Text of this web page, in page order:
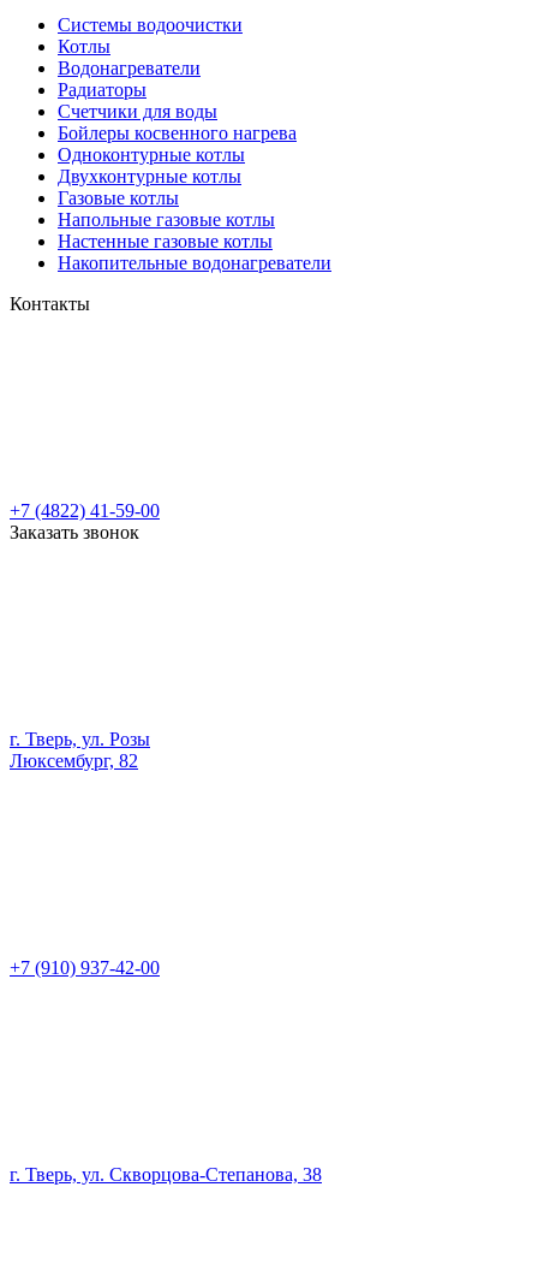
Системы водоочистки
Котлы
Водонагреватели
Радиаторы
Cчетчики для воды
Бойлеры косвенного нагрева
Одноконтурные котлы
Двухконтурные котлы
Газовые котлы
Напольные газовые котлы
Настенные газовые котлы
Накопительные водонагреватели
Контакты
+7 (4822) 41-59-00
Заказать звонок
г. Тверь, ул. Розы
Люксембург, 82
+7 (910) 937-42-00
г. Тверь, ул. Скворцова-Степанова, 38